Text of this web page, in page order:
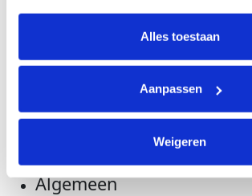
intrekken via Cookie instellingen
lijst met cookies is te vinden in het tabblad
Alles toestaan
Aanpassen
Weigeren
Evenementen
Algemeen